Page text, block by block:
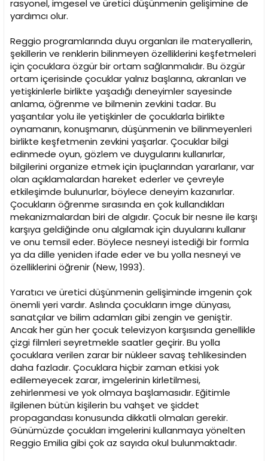
rasyonel, imgesel ve üretici düşünmenin gelişimine de
yardımcı olur.
Reggio programlarında duyu organları ile materyallerin,
şekillerin ve renklerin bilinmeyen özelliklerini keşfetmeleri
için çocuklara özgür bir ortam sağlanmalıdır. Bu özgür
ortam içerisinde çocuklar yalnız başlarına, akranları ve
yetişkinlerle birlikte yaşadığı deneyimler sayesinde
anlama, öğrenme ve bilmenin zevkini tadar. Bu
yaşantılar yolu ile yetişkinler de çocuklarla birlikte
oynamanın, konuşmanın, düşünmenin ve bilinmeyenleri
birlikte keşfetmenin zevkini yaşarlar. Çocuklar bilgi
edinmede oyun, gözlem ve duygularını kullanırlar,
bilgilerini organize etmek için ipuçlarından yararlanır, var
olan açıklamalardan hareket ederler ve çevreyle
etkileşimde bulunurlar, böylece deneyim kazanırlar.
Çocukların öğrenme sırasında en çok kullandıkları
mekanizmalardan biri de algıdır. Çocuk bir nesne ile karşı
karşıya geldiğinde onu algılamak için duyularını kullanır
ve onu temsil eder. Böylece nesneyi istediği bir formla
ya da dille yeniden ifade eder ve bu yolla nesneyi ve
özelliklerini öğrenir (New, 1993).
Yaratıcı ve üretici düşünmenin gelişiminde imgenin çok
önemli yeri vardır. Aslında çocukların imge dünyası,
sanatçılar ve bilim adamları gibi zengin ve geniştir.
Ancak her gün her çocuk televizyon karşısında genellikle
çizgi filmleri seyretmekle saatler geçirir. Bu yolla
çocuklara verilen zarar bir nükleer savaş tehlikesinden
daha fazladır. Çocuklara hiçbir zaman etkisi yok
edilemeyecek zarar, imgelerinin kirletilmesi,
zehirlenmesi ve yok olmaya başlamasıdır. Eğitimle
ilgilenen bütün kişilerin bu vahşet ve şiddet
propagandası konusunda dikkatli olmaları gerekir.
Günümüzde çocukları imgelerini kullanmaya yönelten
Reggio Emilia gibi çok az sayıda okul bulunmaktadır.